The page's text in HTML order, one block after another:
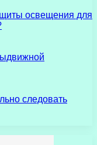
освещения для
следовать